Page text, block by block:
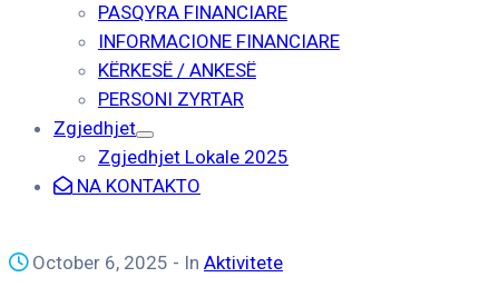
PASQYRA FINANCIARE
INFORMACIONE FINANCIARE
KËRKESË / ANKESË
PERSONI ZYRTAR
Zgjedhjet
Zgjedhjet Lokale 2025
NA KONTAKTO
October 6, 2025 - In Aktivitete